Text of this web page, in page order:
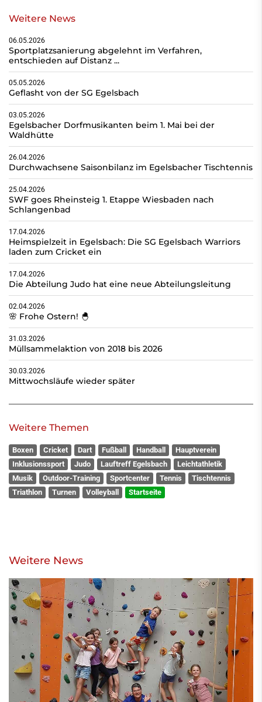
Weitere News
06.05.2026
Sportplatzsanierung abgelehnt im Verfahren,
entschieden auf Distanz ...
05.05.2026
Geflasht von der SG Egelsbach
03.05.2026
Egelsbacher Dorfmusikanten beim 1. Mai bei der
Waldhütte
26.04.2026
Durchwachsene Saisonbilanz im Egelsbacher Tischtennis
25.04.2026
SWF goes Rheinsteig 1. Etappe Wiesbaden nach
Schlangenbad
17.04.2026
Heimspielzeit in Egelsbach: Die SG Egelsbach Warriors
laden zum Cricket ein
17.04.2026
Die Abteilung Judo hat eine neue Abteilungsleitung
02.04.2026
🌸 Frohe Ostern! 🐣
31.03.2026
Müllsammelaktion von 2018 bis 2026
30.03.2026
Mittwochsläufe wieder später
Weitere Themen
Boxen Cricket Dart Fußball Handball
Hauptverein
Inklusionssport
Judo Lauftreff Egelsbach
Leichtathletik
Musik
Outdoor-Training Sportcenter Tennis
Tischtennis
Triathlon
Turnen Volleyball Startseite
Weitere News